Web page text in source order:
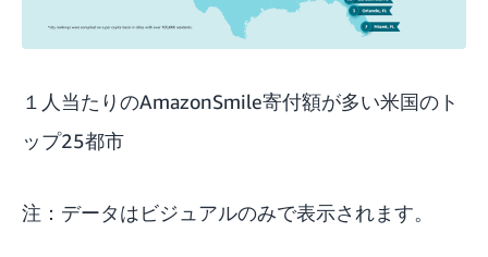
１人当たりのAmazonSmile寄付額が多い米国のト
ップ25都市
注：データはビジュアルのみで表示されます。